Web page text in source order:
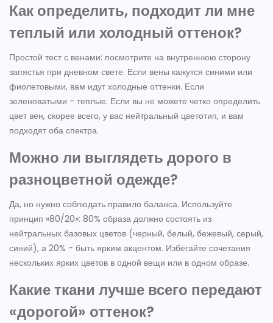
Как определить, подходит ли мне
теплый или холодный оттенок?
Простой тест с венами: посмотрите на внутреннюю сторону
запястья при дневном свете. Если вены кажутся синими или
фиолетовыми, вам идут холодные оттенки. Если
зеленоватыми - теплые. Если вы не можете четко определить
цвет вен, скорее всего, у вас нейтральный цветотип, и вам
подходят оба спектра.
Можно ли выглядеть дорого в
разноцветной одежде?
Да, но нужно соблюдать правило баланса. Используйте
принцип «80/20»: 80% образа должно состоять из
нейтральных базовых цветов (черный, белый, бежевый, серый,
синий), а 20% - быть ярким акцентом. Избегайте сочетания
нескольких ярких цветов в одной вещи или в одном образе.
Какие ткани лучше всего передают
«дорогой» оттенок?